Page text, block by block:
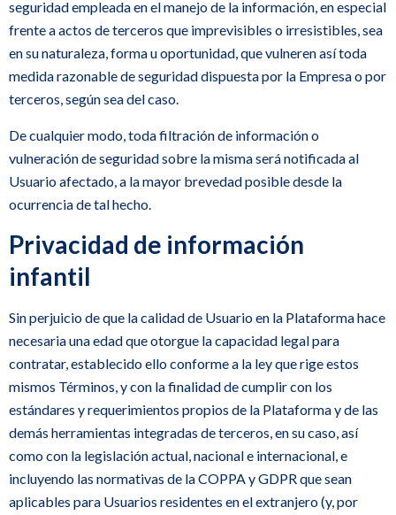
seguridad empleada en el manejo de la información, en especial
frente a actos de terceros que imprevisibles o irresistibles, sea
en su naturaleza, forma u oportunidad, que vulneren así toda
medida razonable de seguridad dispuesta por la Empresa o por
terceros, según sea del caso.
De cualquier modo, toda filtración de información o
vulneración de seguridad sobre la misma será notificada al
Usuario afectado, a la mayor brevedad posible desde la
ocurrencia de tal hecho.
Privacidad de información
infantil
Sin perjuicio de que la calidad de Usuario en la Plataforma hace
necesaria una edad que otorgue la capacidad legal para
contratar, establecido ello conforme a la ley que rige estos
mismos Términos, y con la finalidad de cumplir con los
estándares y requerimientos propios de la Plataforma y de las
demás herramientas integradas de terceros, en su caso, así
como con la legislación actual, nacional e internacional, e
incluyendo las normativas de la COPPA y GDPR que sean
aplicables para Usuarios residentes en el extranjero (y, por